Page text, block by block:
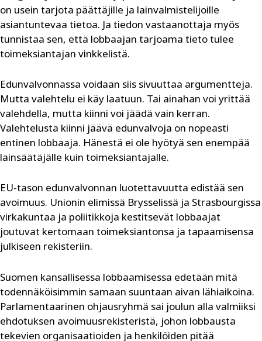
on usein tarjota päättäjille ja lainvalmistelijoille
asiantuntevaa tietoa. Ja tiedon ­vastaanottaja myös
tunnistaa sen, että lobbaajan tarjoama tieto tulee
toimeksiantajan vinkkelistä.
Edunvalvonnassa voidaan siis sivuuttaa argumentteja.
Mutta valehtelu ei käy laatuun. Tai ainahan voi yrittää
valehdella, mutta kiinni voi jäädä vain kerran.
Valehtelusta kiinni jäävä edunvalvoja on nopeasti
entinen lobbaaja. Hänestä ei ole hyötyä sen enempää
lainsäätäjälle kuin toimeksiantajalle.
EU-tason edunvalvonnan luotettavuutta edistää sen
avoimuus. Unionin elimissä Brysselissä ja Strasbourgissa
virkakuntaa ja poliitikkoja kestitsevät lobbaajat
joutuvat kertomaan toimeksiantonsa ja tapaamisensa
julkiseen rekisteriin.
Suomen kansallisessa lobbaamisessa edetään mitä
todennäköisimmin samaan suuntaan aivan lähiaikoina.
Parlamentaarinen ohjausryhmä sai joulun alla valmiiksi
ehdotuksen avoimuusrekisteristä, johon lobbausta
tekevien organisaatioiden ja henkilöiden pitää